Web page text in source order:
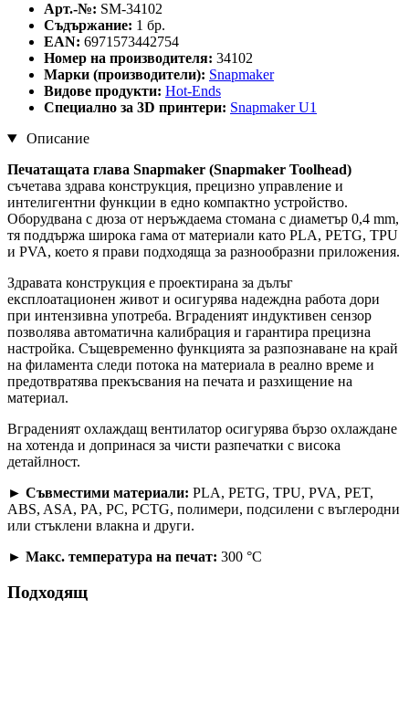
Арт.-№: SM-34102
Съдържание: 1 бр.
EAN: 6971573442754
Номер на производителя: 34102
Марки (производители): Snapmaker
Видове продукти: Hot-Ends
Специално за 3D принтери: Snapmaker U1
Описание
Печатащата глава Snapmaker (Snapmaker Toolhead)
съчетава здрава конструкция, прецизно управление и
интелигентни функции в едно компактно устройство.
Оборудвана с дюза от неръждаема стомана с диаметър 0,4 mm,
тя поддържа широка гама от материали като PLA, PETG, TPU
и PVA, което я прави подходяща за разнообразни приложения.
Здравата конструкция е проектирана за дълъг
експлоатационен живот и осигурява надеждна работа дори
при интензивна употреба. Вграденият индуктивен сензор
позволява автоматична калибрация и гарантира прецизна
настройка. Същевременно функцията за разпознаване на край
на филамента следи потока на материала в реално време и
предотвратява прекъсвания на печата и разхищение на
материал.
Вграденият охлаждащ вентилатор осигурява бързо охлаждане
на хотенда и допринася за чисти разпечатки с висока
детайлност.
► Съвместими материали: PLA, PETG, TPU, PVA, PET,
ABS, ASA, PA, PC, PCTG, полимери, подсилени с въглеродни
или стъклени влакна и други.
► Макс. температура на печат: 300 °C
Подходящ